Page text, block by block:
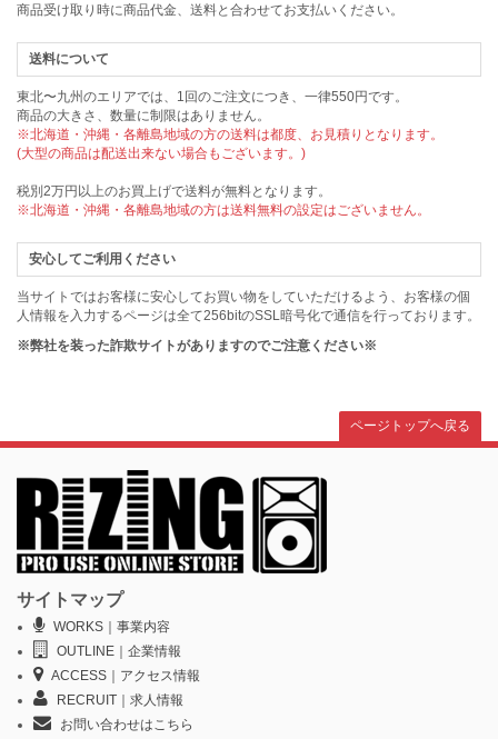
商品受け取り時に商品代金、送料と合わせてお支払いください。
送料について
東北〜九州のエリアでは、1回のご注文につき、一律550円です。
商品の大きさ、数量に制限はありません。
※北海道・沖縄・各離島地域の方の送料は都度、お見積りとなります。
(大型の商品は配送出来ない場合もございます。)
税別2万円以上のお買上げで送料が無料となります。
※北海道・沖縄・各離島地域の方は送料無料の設定はございません。
安心してご利用ください
当サイトではお客様に安心してお買い物をしていただけるよう、お客様の個
人情報を入力するページは全て256bitのSSL暗号化で通信を行っております。
※弊社を装った詐欺サイトがありますのでご注意ください※
ページトップへ戻る
サイトマップ
WORKS｜事業内容
OUTLINE｜企業情報
ACCESS｜アクセス情報
RECRUIT｜求人情報
お問い合わせはこちら